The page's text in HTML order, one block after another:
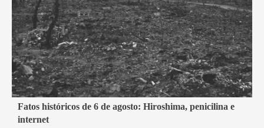
2 min read
Mundo
Fatos históricos de 6 de agosto: Hiroshima, penicilina e
internet